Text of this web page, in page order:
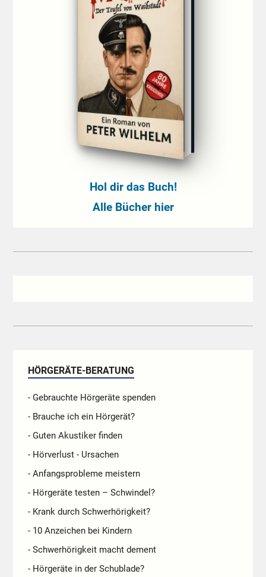
Hol dir das Buch!
Alle Bücher hier
HÖRGERÄTE-BERATUNG
- Gebrauchte Hörgeräte spenden
- Brauche ich ein Hörgerät?
- Guten Akustiker finden
- Hörverlust - Ursachen
- Anfangsprobleme meistern
- Hörgeräte testen – Schwindel?
- Krank durch Schwerhörigkeit?
- 10 Anzeichen bei Kindern
- Schwerhörigkeit macht dement
- Hörgeräte in der Schublade?